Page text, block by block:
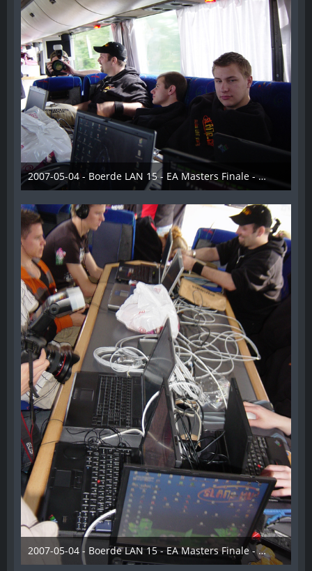
2007-05-04 - Boerde LAN 15 - EA Masters Finale - 008
28. Dezember 2012
2007-05-04 - Boerde LAN 15 - EA Masters Finale - 009
28. Dezember 2012